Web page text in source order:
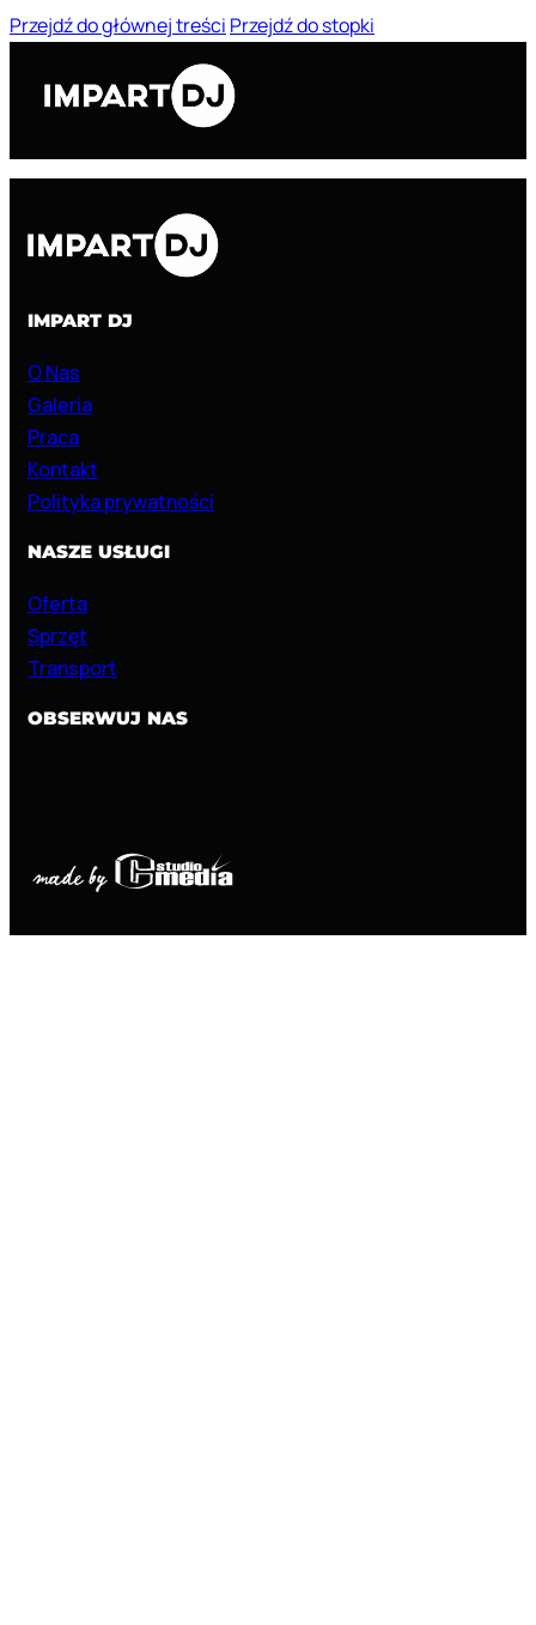
Przejdź do głównej treści Przejdź do stopki
IMPART DJ
O Nas
Galeria
Praca
Kontakt
Polityka prywatności
NASZE USŁUGI
Oferta
Sprzęt
Transport
OBSERWUJ NAS